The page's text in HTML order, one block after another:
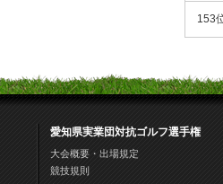
153
愛知県実業団対抗ゴルフ選手権
大会概要・出場規定
競技規則